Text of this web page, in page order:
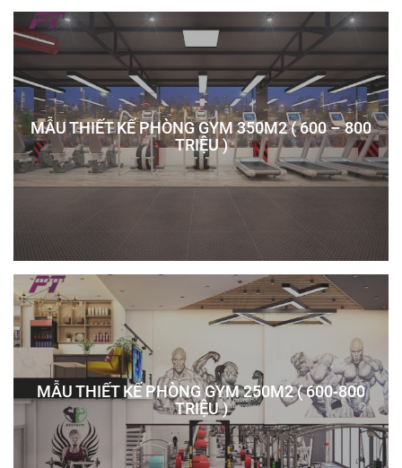
MẪU THIẾT KẾ PHÒNG GYM 350M2 ( 600 – 800
TRIỆU )
MẪU THIẾT KẾ PHÒNG GYM 250M2 ( 600-800
TRIỆU )